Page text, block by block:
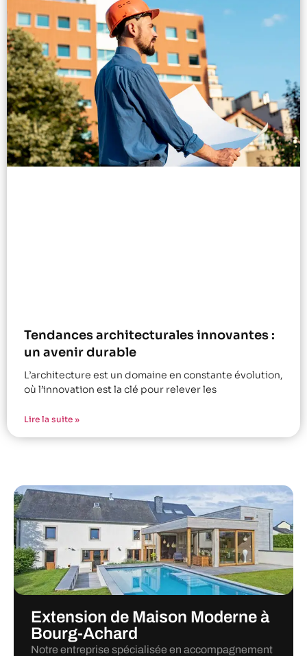
Tendances architecturales innovantes :
un avenir durable
L’architecture est un domaine en constante évolution,
où l’innovation est la clé pour relever les
Lire la suite »
Extension de Maison Moderne à
Bourg-Achard
Notre entreprise spécialisée en accompagnement